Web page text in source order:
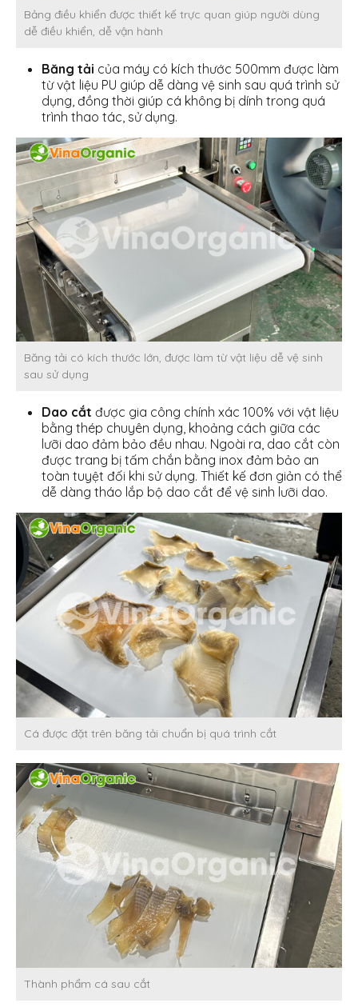
Bảng điều khiển được thiết kế trực quan giúp người dùng
dễ điều khiển, dễ vận hành
Băng tải của máy có kích thước 500mm được làm
từ vật liệu PU giúp dễ dàng vệ sinh sau quá trình sử
dụng, đồng thời giúp cá không bị dính trong quá
trình thao tác, sử dụng.
Băng tải có kích thước lớn, được làm từ vật liệu dễ vệ sinh
sau sử dụng
Dao cắt được gia công chính xác 100% với vật liệu
bằng thép chuyên dụng, khoảng cách giữa các
lưỡi dao đảm bảo đều nhau. Ngoài ra, dao cắt còn
được trang bị tấm chắn bằng inox đảm bảo an
toàn tuyệt đối khi sử dụng. Thiết kế đơn giản có thể
dễ dàng tháo lắp bộ dao cắt để vệ sinh lưỡi dao.
Cá được đặt trên băng tải chuẩn bị quá trình cắt
Thành phẩm cá sau cắt